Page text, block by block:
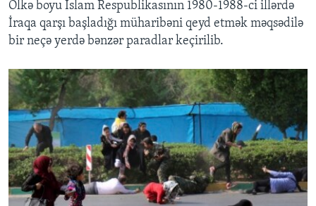
Ölkə boyu İslam Respublikasının 1980-1988-ci illərdə
İraqa qarşı başladığı müharibəni qeyd etmək məqsədilə
bir neçə yerdə bənzər paradlar keçirilib.